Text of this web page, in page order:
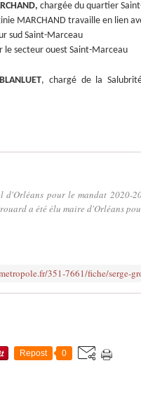
chargée du quartier
MARCHAND travaille en lien
sud Saint-Marceau
le secteur ouest Saint-Marceau
, chargé de la
pour le mandat 2020-
a été élu maire d'Orléans
351-7661/fiche/serge-
Repost 0